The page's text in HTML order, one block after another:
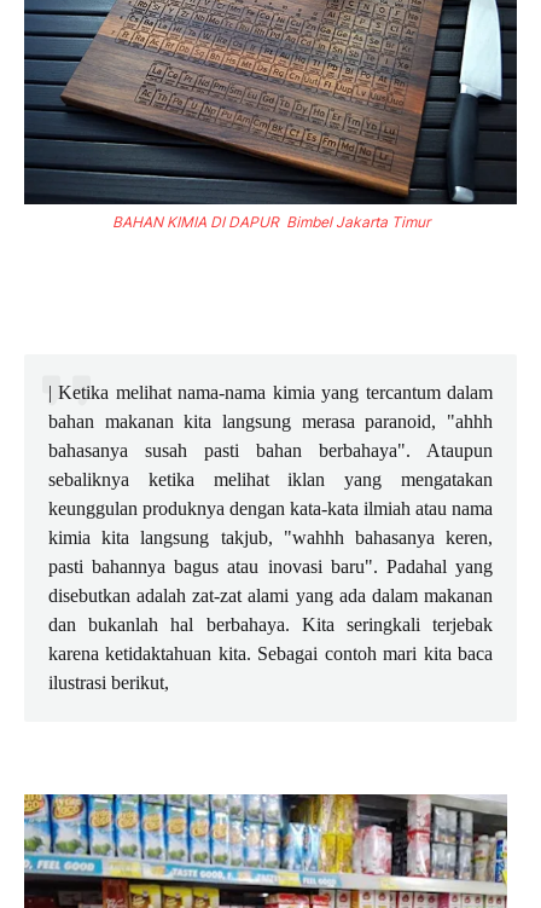
BAHAN KIMIA DI DAPUR Bimbel Jakarta Timur
| Ketika melihat nama-nama kimia yang tercantum dalam
bahan makanan kita langsung merasa paranoid, "ahhh
bahasanya susah pasti bahan berbahaya". Ataupun
sebaliknya ketika melihat iklan yang mengatakan
keunggulan produknya dengan kata-kata ilmiah atau nama
kimia kita langsung takjub, "wahhh bahasanya keren,
pasti bahannya bagus atau inovasi baru". Padahal yang
disebutkan adalah zat-zat alami yang ada dalam makanan
dan bukanlah hal berbahaya. Kita seringkali terjebak
karena ketidaktahuan kita. Sebagai contoh mari kita baca
ilustrasi berikut,